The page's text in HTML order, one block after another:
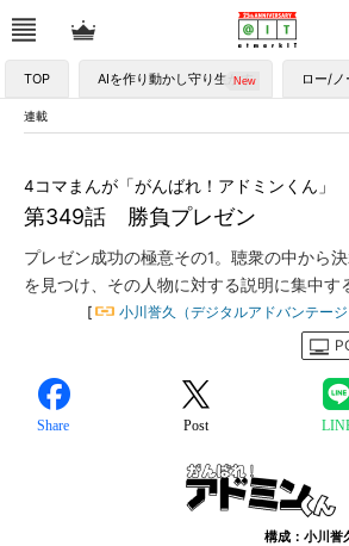
TOP AIを作り動かし守り生かす ロー/ノ
連載
第349話 勝負プレゼン
4コマまんが「がんばれ！アドミンくん」
プレゼン成功の極意その1。聴衆の中から
を見つけ、その人物に対する説明に集中す
[ 小川誉久（デジタルアドバンテージ
Share Post
構成：小川誉